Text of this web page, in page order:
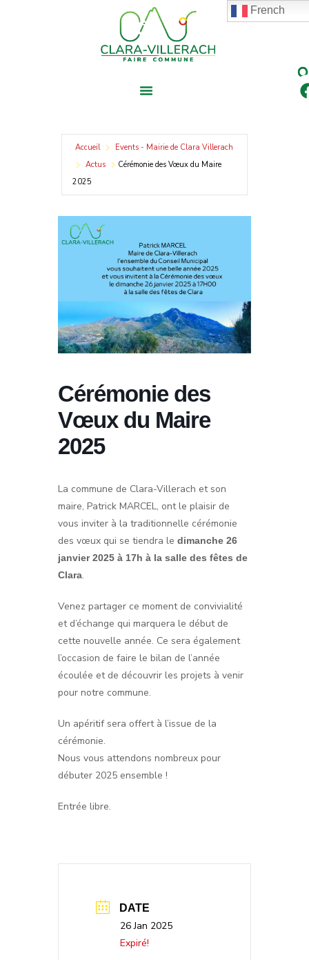
Accueil
Events - Mairie de Clara Villerach
Actus
Cérémonie des Vœux du Maire
2025
Cérémonie des
Vœux du Maire
2025
La commune de Clara-Villerach et son
maire, Patrick MARCEL, ont le plaisir de
vous inviter à la traditionnelle cérémonie
des vœux qui se tiendra le dimanche 26
janvier 2025 à 17h à la salle des fêtes de
Clara.
Venez partager ce moment de convivialité
et d’échange qui marquera le début de
cette nouvelle année. Ce sera également
l’occasion de faire le bilan de l’année
écoulée et de découvrir les projets à venir
pour notre commune.
Un apéritif sera offert à l’issue de la
cérémonie.
Nous vous attendons nombreux pour
débuter 2025 ensemble !
Entrée libre.
DATE
26 Jan 2025
Expiré!
French